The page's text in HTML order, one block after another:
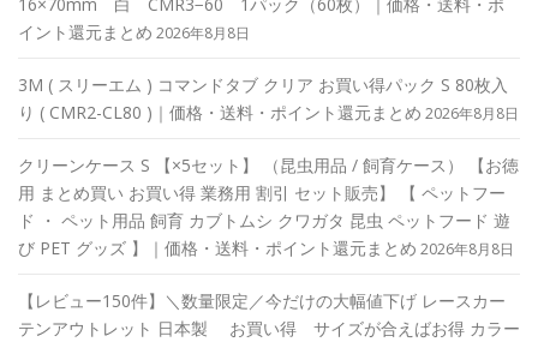
イント還元まとめ 2026年8月8日
3M ( スリーエム ) コマンドタブ クリア お買い得パック S 80枚入
り ( CMR2-CL80 )｜価格・送料・ポイント還元まとめ 2026年8月8日
クリーンケース S 【×5セット】 （昆虫用品 / 飼育ケース） 【お徳
用 まとめ買い お買い得 業務用 割引 セット販売】 【 ペットフー
ド ・ ペット用品 飼育 カブトムシ クワガタ 昆虫 ペットフード 遊
び PET グッズ 】｜価格・送料・ポイント還元まとめ 2026年8月8日
【レビュー150件】＼数量限定／今だけの大幅値下げ レースカー
テンアウトレット 日本製 お買い得 サイズが合えばお得 カラー